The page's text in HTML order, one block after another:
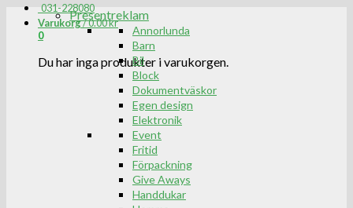
031-228080
Varukorg/0.00kr
0
Du har inga produkter i varukorgen.
Presentreklam
Annorlunda
Barn
Bil
Block
Dokumentväskor
Egen design
Elektronik
Event
Fritid
Förpackning
Give Aways
Handdukar